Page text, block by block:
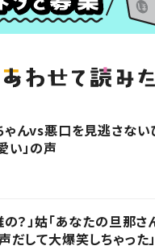
ゃんvs悪口を見逃さな
い」の声
？」姑「あなたの旦那
して大爆笑しちゃった」